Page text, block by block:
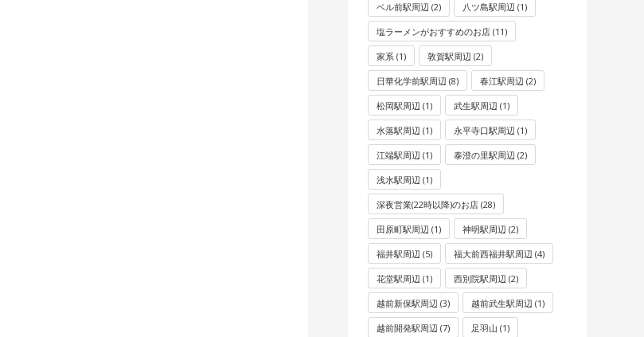
ベル前駅周辺 (2) 八ツ島駅周辺 (1)
塩ラーメンがおすすめのお店 (11)
家系 (1) 敦賀駅周辺 (2)
日華化学前駅周辺 (8) 春江駅周辺 (2)
松岡駅周辺 (1) 武生駅周辺 (1)
水落駅周辺 (1) 永平寺口駅周辺 (1)
江端駅周辺 (1) 泰澄の里駅周辺 (2)
浅水駅周辺 (1)
深夜営業(22時以降)のお店 (28)
田原町駅周辺 (1) 神明駅周辺 (2)
福井駅周辺 (5) 福大前西福井駅周辺 (4)
花堂駅周辺 (1) 西別院駅周辺 (2)
越前新保駅周辺 (3) 越前武生駅周辺 (1)
越前開発駅周辺 (7) 足羽山 (1)